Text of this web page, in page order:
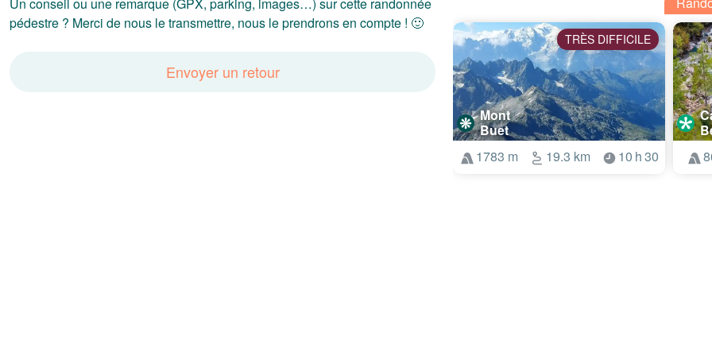
pédestre ? Merci de nous le transmettre, nous le prendrons en compte ! 🙂
Envoyer un retour
TRÈS DIFFICILE
Mont
Buet
1783 m
19.3 km 10 h 30